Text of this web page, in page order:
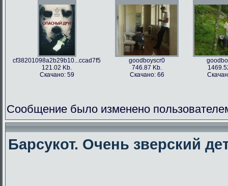
cf38201098a2b29b10...ccad7f5
121.02 Kb.
Скачано: 59
goodboyscr0
746.87 Kb.
Скачано: 66
Сообщение было изменено
Барсукот. Очень зверский